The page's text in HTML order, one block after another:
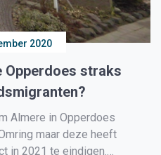
2020
straks
Almere in Opperdoes
maar deze heeft
in 2021 te eindigen.